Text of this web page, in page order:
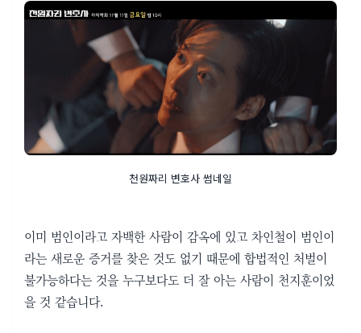
천원짜리 변호사 썸네일
이미 범인이라고 자백한 사람이 감옥에 있고 차인철이 범인이
라는 새로운 증거를 찾은 것도 없기 때문에 합법적인 처벌이
불가능하다는 것을 누구보다도 더 잘 아는 사람이 천지훈이었
을 것 같습니다.